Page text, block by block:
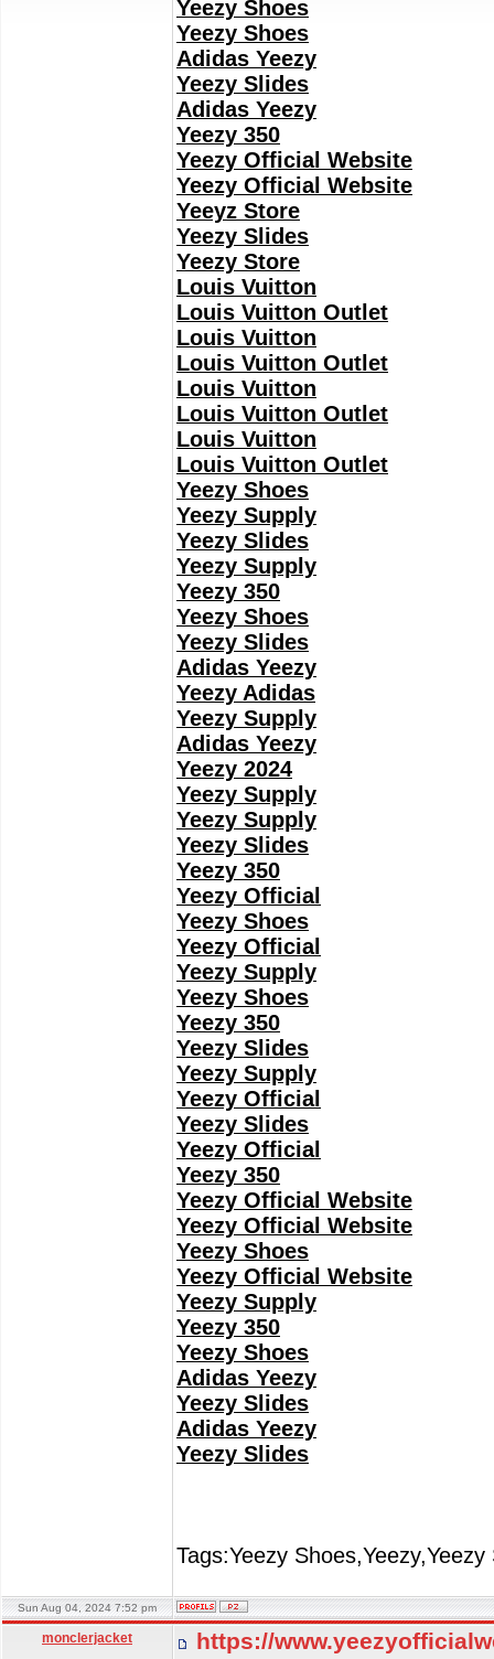
Yeezy Shoes
Yeezy Shoes
Adidas Yeezy
Yeezy Slides
Adidas Yeezy
Yeezy 350
Yeezy Official Website
Yeezy Official Website
Yeeyz Store
Yeezy Slides
Yeezy Store
Louis Vuitton
Louis Vuitton Outlet
Louis Vuitton
Louis Vuitton Outlet
Louis Vuitton
Louis Vuitton Outlet
Louis Vuitton
Louis Vuitton Outlet
Yeezy Shoes
Yeezy Supply
Yeezy Slides
Yeezy Supply
Yeezy 350
Yeezy Shoes
Yeezy Slides
Adidas Yeezy
Yeezy Adidas
Yeezy Supply
Adidas Yeezy
Yeezy 2024
Yeezy Supply
Yeezy Supply
Yeezy Slides
Yeezy 350
Yeezy Official
Yeezy Shoes
Yeezy Official
Yeezy Supply
Yeezy Shoes
Yeezy 350
Yeezy Slides
Yeezy Supply
Yeezy Official
Yeezy Slides
Yeezy Official
Yeezy 350
Yeezy Official Website
Yeezy Official Website
Yeezy Shoes
Yeezy Official Website
Yeezy Supply
Yeezy 350
Yeezy Shoes
Adidas Yeezy
Yeezy Slides
Adidas Yeezy
Yeezy Slides
Tags:Yeezy
Sun Aug 04, 2024 7:52 pm
monclerjacket https://